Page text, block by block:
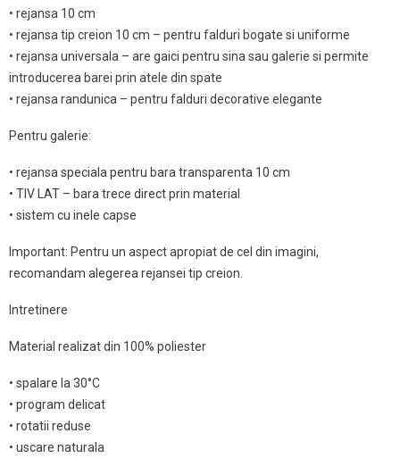
• rejansa 10 cm
• rejansa tip creion 10 cm – pentru falduri bogate si uniforme
• rejansa universala – are gaici pentru sina sau galerie si permite
introducerea barei prin atele din spate
• rejansa randunica – pentru falduri decorative elegante
Pentru galerie:
• rejansa speciala pentru bara transparenta 10 cm
• TIV LAT – bara trece direct prin material
• sistem cu inele capse
Important: Pentru un aspect apropiat de cel din imagini,
recomandam alegerea rejansei tip creion.
Intretinere
Material realizat din 100% poliester
• spalare la 30°C
• program delicat
• rotatii reduse
• uscare naturala